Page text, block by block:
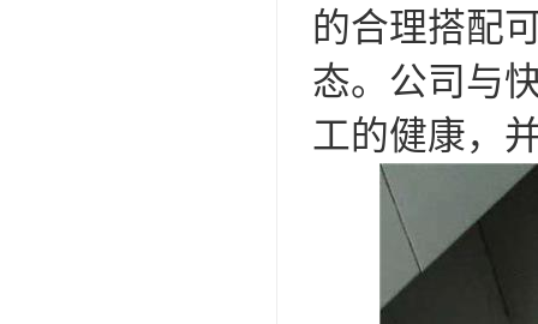
的合理搭配
态。公司与
工的健康，